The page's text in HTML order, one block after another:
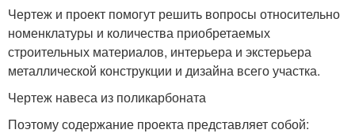
Чертеж и проект помогут решить вопросы относительно
номенклатуры и количества приобретаемых
строительных материалов, интерьера и экстерьера
металлической конструкции и дизайна всего участка.
Чертеж навеса из поликарбоната
Поэтому содержание проекта представляет собой: